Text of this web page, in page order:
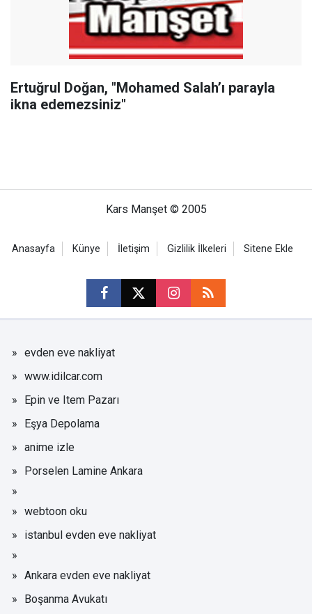
Ertuğrul Doğan, "Mohamed Salah’ı parayla
ikna edemezsiniz"
Kars Manşet © 2005
Anasayfa Künye İletişim Gizlilik İlkeleri Sitene Ekle
evden eve nakliyat
www.idilcar.com
Epin ve Item Pazarı
Eşya Depolama
anime izle
Porselen Lamine Ankara
webtoon oku
istanbul evden eve nakliyat
Ankara evden eve nakliyat
Boşanma Avukatı